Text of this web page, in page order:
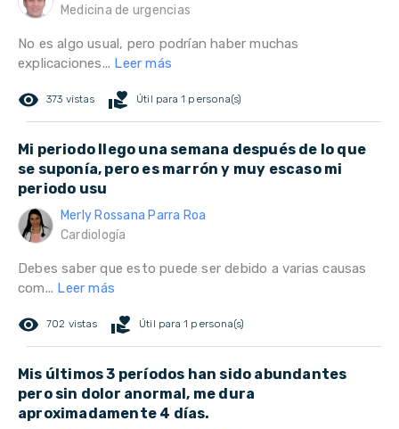
Medicina de urgencias
No es algo usual, pero podrían haber muchas
explicaciones... Leer más
remove_red_eye 373 vistas volunteer_activism Útil para 1 persona(s)
Mi periodo llego una semana después de lo que
se suponía, pero es marrón y muy escaso mi
periodo usu
Merly Rossana Parra Roa
Cardiología
Debes saber que esto puede ser debido a varias causas
com... Leer más
remove_red_eye 702 vistas volunteer_activism Útil para 1 persona(s)
Mis últimos 3 períodos han sido abundantes
pero sin dolor anormal, me dura
aproximadamente 4 días.